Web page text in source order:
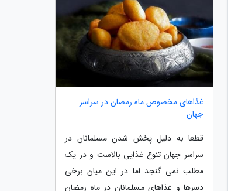
غذاهای مخصوص ماه رمضان در سراسر
جهان
قطعا به دلیل پخش شدن مسلمانان در
سراسر جهان تنوع غذایی بالاست و در یک
مطلب نمی گنجد اما در این میان برخی
دسرها و غذاهای مسلمانان در ماه رمضان